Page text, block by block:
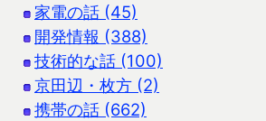
家電の話 (45)
開発情報 (388)
技術的な話 (100)
京田辺・枚方 (2)
携帯の話 (662)